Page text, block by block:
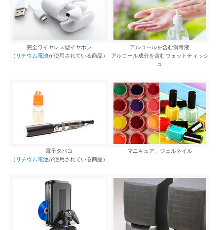
完全ワイヤレス型イヤホン
（ リチウム電池が使用されている商品）
アルコールを含む消毒液
アルコール成分を含むウェットティッシ
ュ
電子タバコ
（ リチウム電池が使用されている商品）
マニキュア、ジェルネイル